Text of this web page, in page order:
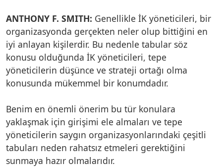
ANTHONY F. SMITH: Genellikle İK yöneticileri, bir
organizasyonda gerçekten neler olup bittiğini en
iyi anlayan kişilerdir. Bu nedenle tabular söz
konusu olduğunda İK yöneticileri, tepe
yöneticilerin düşünce ve strateji ortağı olma
konusunda mükemmel bir konumdadır.
Benim en önemli önerim bu tür konulara
yaklaşmak için girişimi ele almaları ve tepe
yöneticilerin saygın organizasyonlarındaki çeşitli
tabuları neden rahatsız etmeleri gerektiğini
sunmaya hazır olmalarıdır.